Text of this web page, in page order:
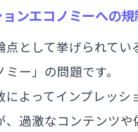
ンエコノミーへの規
点として挙げられてい
ー」の問題です。
によってインプレッシ
、過激なコンテンツや